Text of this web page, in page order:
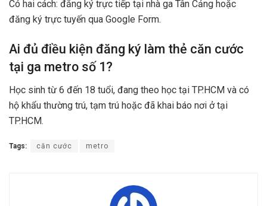
Có hai cách: đăng ký trực tiếp tại nhà ga Tân Cảng hoặc
đăng ký trực tuyến qua Google Form.
Ai đủ điều kiện đăng ký làm thẻ căn cước
tại ga metro số 1?
Học sinh từ 6 đến 18 tuổi, đang theo học tại TP.HCM và có
hộ khẩu thường trú, tạm trú hoặc đã khai báo nơi ở tại
TP.HCM.
Tags: căn cước metro